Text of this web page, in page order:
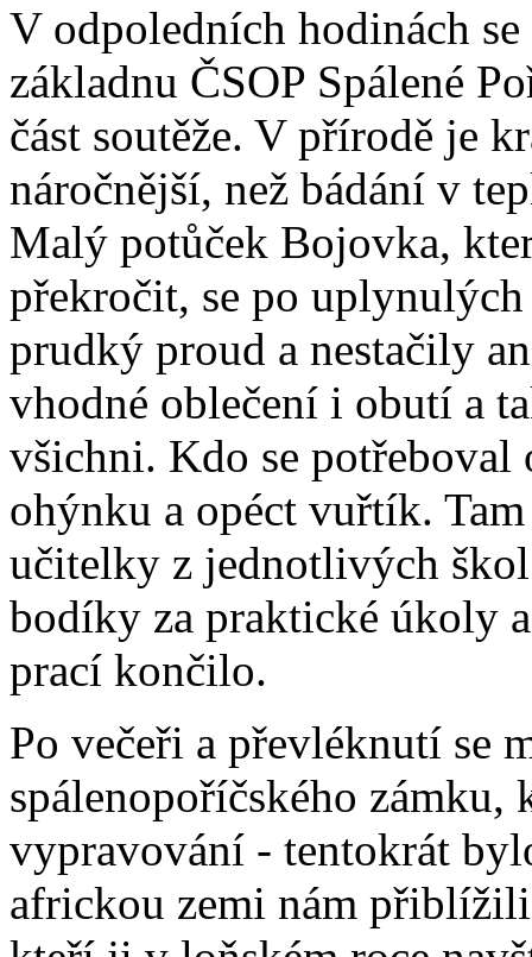
V odpoledních hodinách
základnu ČSOP Spálené
část soutěže. V přírodě je
náročnější, než bádání v
Malý potůček Bojovka,
překročit, se po
prudký proud a nestačily
vhodné oblečení i obutí a
všichni. Kdo se potřeboval
ohýnku a opéct vuřtík.
učitelky z jednotlivých
bodíky za praktické úkoly
prací končilo.
Po večeři a převléknutí se
spálenopoříčského zámku,
vypravování - tentokrát
africkou zemi nám